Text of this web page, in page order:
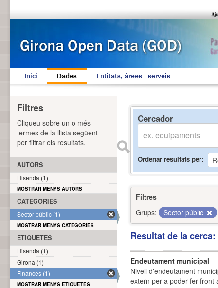
Inici Dades Entitats, àrees i serveis
Cercador
Ordenar resultats per
Filtres
Grups:
Sector públic
Resultat de la
Endeutament municipal
Nivell d'endeutament
extern per a poder fer front
Filtres
Cliqueu sobre un o més
termes de la llista següent
per filtrar els resultats.
AUTORS
Hisenda (1)
MOSTRAR MENYS AUTORS
CATEGORIES
Sector públic (1)
MOSTRAR MENYS CATEGORIES
ETIQUETES
Hisenda (1)
Girona (1)
Finances (1)
MOSTRAR MENYS ETIQUETES